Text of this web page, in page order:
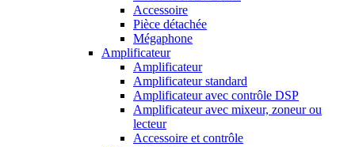
Accessoire
Pièce détachée
Mégaphone
Amplificateur
Amplificateur
Amplificateur standard
Amplificateur avec contrôle DSP
Amplificateur avec mixeur, zoneur ou
lecteur
Accessoire et contrôle